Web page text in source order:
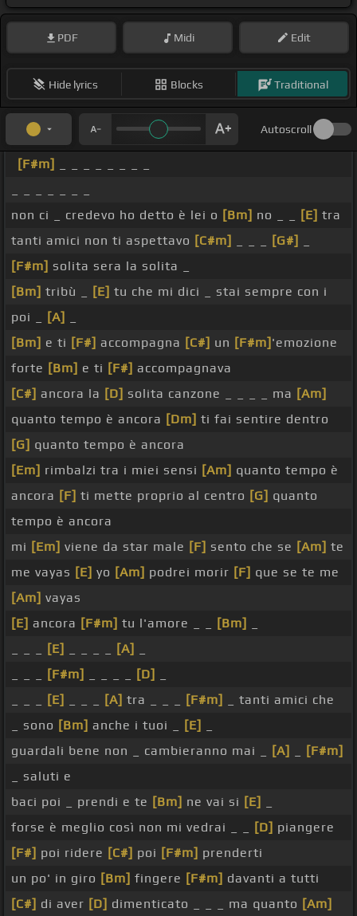
PDF Midi Edit
Hide lyrics Blocks Traditional
Autoscroll
[F#m]
non ci _ credevo ho detto è lei o [Bm] no _ _ [E] tra
tanti amici non ti aspettavo [C#m] [G#]
[F#m] solita sera la solita _
[Bm] tribù _ [E] tu che mi dici _ stai sempre con i
poi _
[A]
[Bm] e ti [F#] accompagna [C#] un [F#m] 'emozione
forte [Bm] e ti [F#] accompagnava
[C#] ancora la [D] solita canzone _ _ _ _ ma [Am]
quanto tempo è ancora [Dm] ti fai sentire dentro
[G] quanto tempo è ancora
[Em] rimbalzi tra i miei sensi [Am] quanto tempo è
ancora [F] ti mette proprio al centro [G] quanto
tempo è ancora
mi [Em] viene da star male [F] sento che se [Am] te
me vayas [E] yo [Am] podrei morir [F] que se te me
[Am] vayas
[E] ancora [F#m] tu l'amore _ _ [Bm]
[E] [A]
[F#m] [D]
[E] [A] tra _ _ _ [F#m]
_ tanti amici che
_ sono [Bm] anche i tuoi _ [E]
guardali bene non _ cambieranno mai _
[A]
[F#m]
_ saluti e
baci poi _ prendi e te [Bm] ne vai si [E]
forse è meglio così non mi vedrai _ _
[D] piangere
[F#] poi ridere [C#] poi [F#m] prenderti
un po' in giro [Bm] fingere [F#m] davanti a tutti
[C#] di aver [D] dimenticato _ _ _ ma quanto [Am]